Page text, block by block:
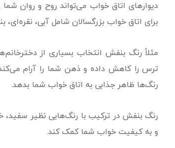
دیوار‌های اتاق خواب می‌تواند روح و روان
برای اتاق خواب بزرگسالان شامل آبی،
مثلاً رنگ بنفش انتخاب بسیاری از
ترس را کاهش داده و ذهن شما را آرام
رنگ‌ها ظاهر جذابی به اتاق خواب شما بدهد.
رنگ بنفش در ترکیب با رنگ‌هایی نظیر سفید،
و به کیفیت خواب شما کمک کند.